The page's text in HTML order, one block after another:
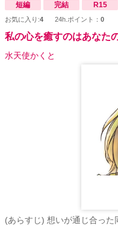
短編 完結 R15
お気に入り:4 24h.ポイント： 0
私の心を癒すのはあなた
水天使かくと
(あらすじ) 想いが通じ合っ